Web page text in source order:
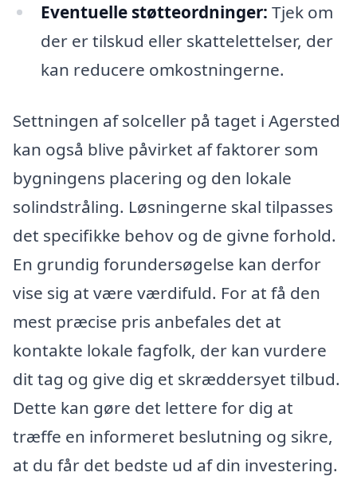
Eventuelle støtteordninger: Tjek om
der er tilskud eller skattelettelser, der
kan reducere omkostningerne.
Settningen af solceller på taget i Agersted
kan også blive påvirket af faktorer som
bygningens placering og den lokale
solindstråling. Løsningerne skal tilpasses
det specifikke behov og de givne forhold.
En grundig forundersøgelse kan derfor
vise sig at være værdifuld. For at få den
mest præcise pris anbefales det at
kontakte lokale fagfolk, der kan vurdere
dit tag og give dig et skræddersyet tilbud.
Dette kan gøre det lettere for dig at
træffe en informeret beslutning og sikre,
at du får det bedste ud af din investering.